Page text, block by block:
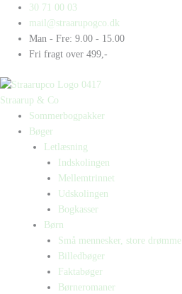
indholdet
30 71 00 03
mail@straarupogco.dk
Man - Fre: 9.00 - 15.00
Fri fragt over 499,-
Straarup & Co
Sommerbogpakker
Bøger
Letlæsning
Indskolingen
Mellemtrinnet
Udskolingen
Bogkasser
Børn
Små mennesker, store drømme
Billedbøger
Faktabøger
Børneromaner
Products
search
Products
search
Vinicius
Junior